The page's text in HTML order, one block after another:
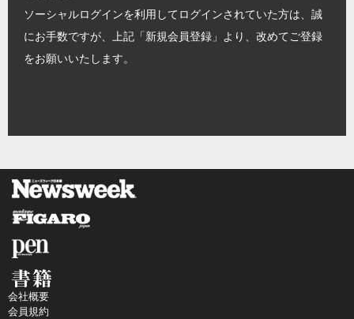
ソーシャルログインを利用してログインされていた方は、誠
にお手数ですが、上記「新規会員登録」より、改めてご登録
をお願いいたします。
会社概要
会員規約